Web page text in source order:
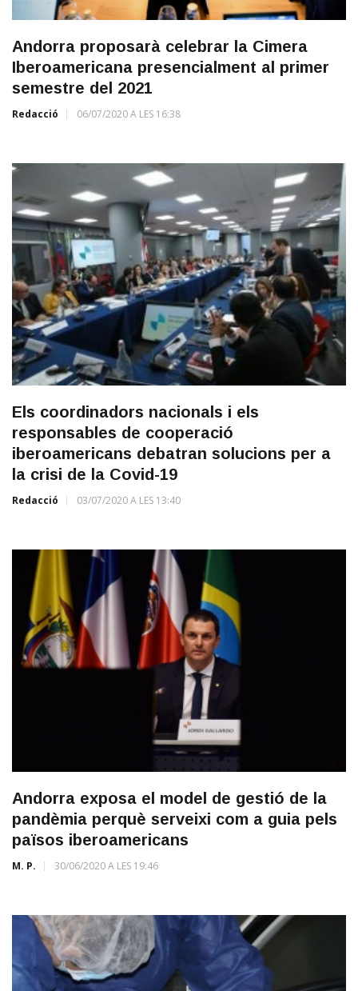
Andorra proposarà celebrar la Cimera
Iberoamericana presencialment al primer
semestre del 2021
Redacció 06/07/2020 A LES 16:38
Els coordinadors nacionals i els
responsables de cooperació
iberoamericans debatran solucions per a
la crisi de la Covid-19
Redacció 03/07/2020 A LES 13:40
Andorra exposa el model de gestió de la
pandèmia perquè serveixi com a guia pels
països iberoamericans
M. P. 30/06/2020 A LES 19:46